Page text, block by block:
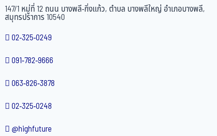
147/1 หมู่ที่ 12 ถนน บางพลี-กิ่งแก้ว, ตำบล บางพลีใหญ่ อำเภอบางพลี,
สมุทรปราการ 10540
02-325-0249
091-782-9666
063-826-3878
02-325-0248
@highfuture